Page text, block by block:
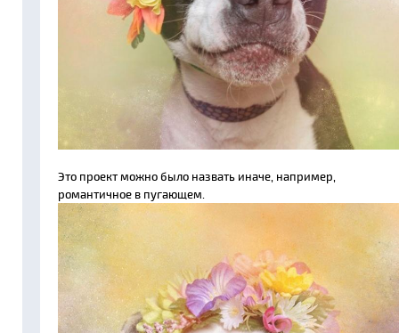
Это проект можно было назвать иначе, например,
романтичное в пугающем.